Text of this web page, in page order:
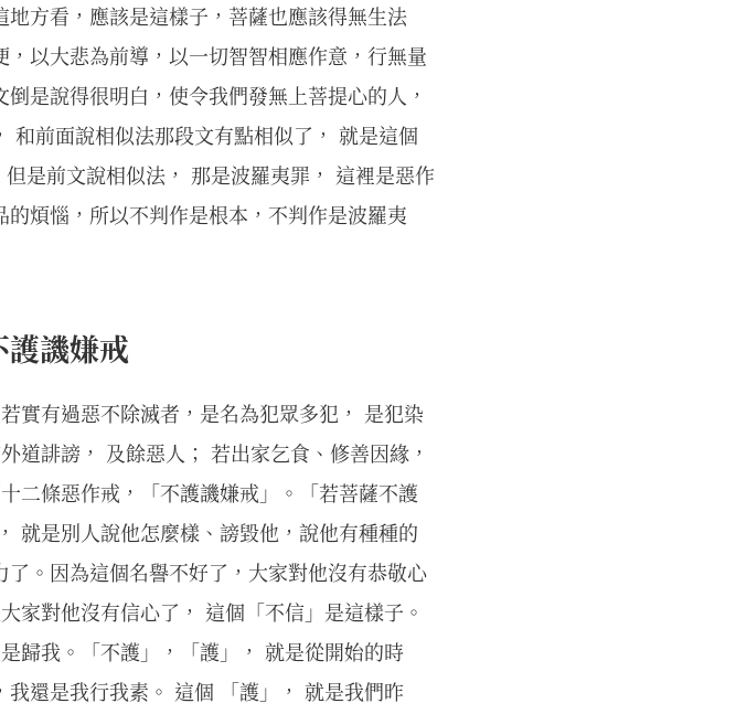
方看，應該是這樣子，菩薩也應該得無生法
以大悲為前導，以一切智智相應作意，行無量
是說得很明白，使令我們發無上菩提心的人，
和前面說相似法那段文有點相似了， 就是這個
是前文說相似法， 那是波羅夷罪， 這裡是惡作
煩惱，所以不判作是根本，不判作是波羅夷
譏嫌戒
實有過惡不除滅者，是名為犯眾多犯， 是犯染
道誹謗， 及餘惡人； 若出家乞食、修善因緣，
二條惡作戒，「不護譏嫌戒」。「若菩薩不護
就是別人說他怎麼樣、謗毀他，說他有種種的
。因為這個名譽不好了，大家對他沒有恭敬心
家對他沒有信心了， 這個「不信」是這樣子。
歸我。「不護」，「護」， 就是從開始的時
還是我行我素。 這個 「護」， 就是我們昨